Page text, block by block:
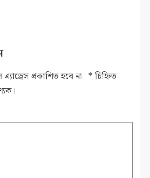
প্রকাশিত হবে না। * চিহ্নিত